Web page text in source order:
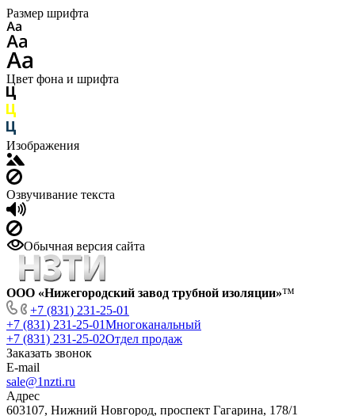
Размер шрифта
Цвет фона и шрифта
Изображения
Озвучивание текста
Обычная версия сайта
ООО «Нижегородский завод трубной изоляции»™
+7 (831) 231-25-01
+7 (831) 231-25-01Многоканальный
+7 (831) 231-25-02Отдел продаж
Заказать звонок
E-mail
sale@1nzti.ru
Адрес
603107, Нижний Новгород, проспект Гагарина, 178/1